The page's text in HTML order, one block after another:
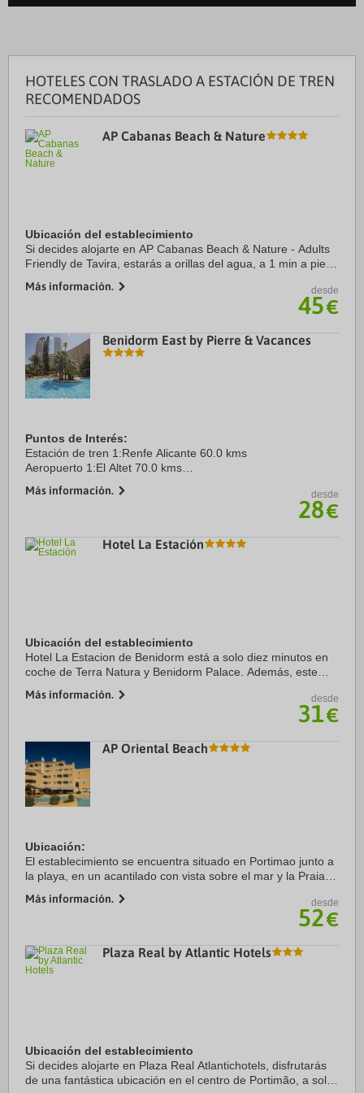
HOTELES CON TRASLADO A ESTACIÓN DE TREN
RECOMENDADOS
AP Cabanas Beach & Nature
Ubicación del establecimiento
Si decides alojarte en AP Cabanas Beach & Nature - Adults
Friendly de Tavira, estarás a orillas del agua, a 1 min a pie
Además, este hotel con spa ...
Más información. desde
45€
Benidorm East by Pierre & Vacances
Puntos de Interés:
Estación de tren 1:Renfe Alicante 60.0 kms
Aeropuerto 1:El Altet 70.0 kms
Más información. desde
28€
Hotel La Estación
Ubicación del establecimiento
Hotel La Estacion de Benidorm está a solo diez minutos en
coche de Terra Natura y Benidorm Palace. Además, este
de Playa de ...
Más información. desde
31€
AP Oriental Beach
Ubicación:
El establecimiento se encuentra situado en Portimao junto a
la playa, en un acantilado con vista sobre el mar y la Praia
2 km.
Dispone ...
Más información. desde
52€
Plaza Real by Atlantic Hotels
Ubicación del establecimiento
Si decides alojarte en Plaza Real Atlantichotels, disfrutarás
de una fantástica ubicación en el centro de Portimão, a solo